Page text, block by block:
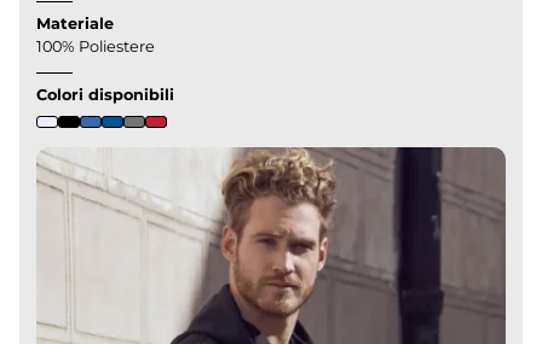
Materiale
100% Poliestere
Colori disponibili